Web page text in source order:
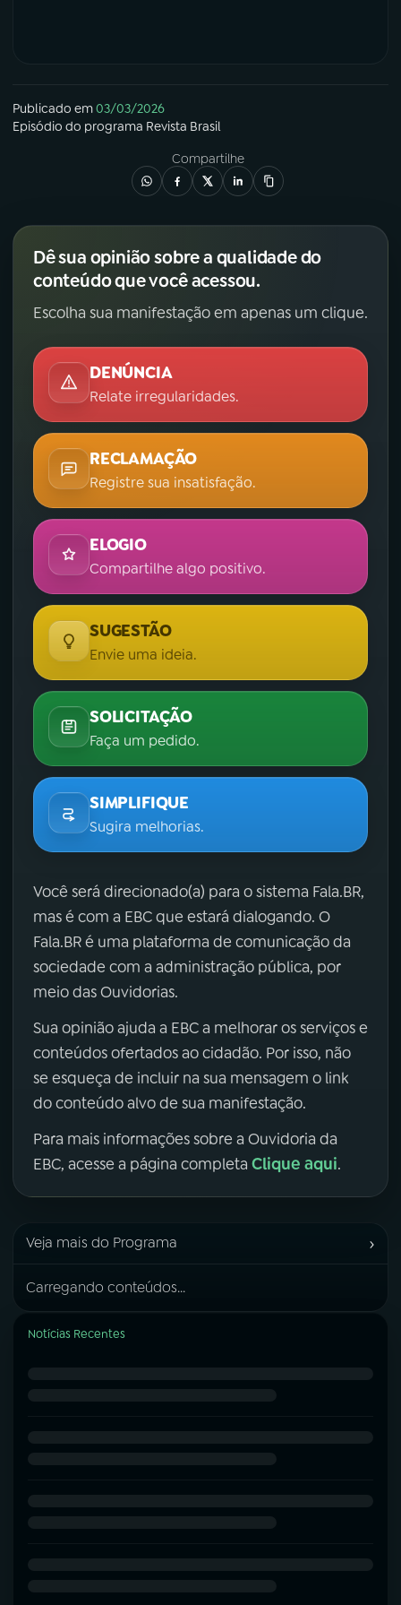
Publicado em03/03/2026
Episódio do programa Revista Brasil
Compartilhe
Dê sua opinião sobre a qualidade do
conteúdo que você acessou.
Escolha sua manifestação em apenas um clique.
DENÚNCIA
Relate irregularidades.
RECLAMAÇÃO
Registre sua insatisfação.
ELOGIO
Compartilhe algo positivo.
SUGESTÃO
Envie uma ideia.
SOLICITAÇÃO
Faça um pedido.
SIMPLIFIQUE
Sugira melhorias.
Você será direcionado(a) para o sistema Fala.BR,
mas é com a EBC que estará dialogando. O
Fala.BR é uma plataforma de comunicação da
sociedade com a administração pública, por
meio das Ouvidorias.
Sua opinião ajuda a EBC a melhorar os serviços e
conteúdos ofertados ao cidadão. Por isso, não
se esqueça de incluir na sua mensagem o link
do conteúdo alvo de sua manifestação.
Para mais informações sobre a Ouvidoria da
EBC, acesse a página completa Clique aqui.
Veja mais do Programa ›
Carregando conteúdos...
Notícias Recentes